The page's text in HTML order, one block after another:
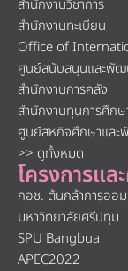
สำนักงานวิชาการ
สำนักงานทะเบียน
Office of
ศูนย์สนับสนุนและพัฒ
สำนักงานการคลัง
สำนักงานทุนการศึกษ
ศูนย์สหกิจศึกษาและ
>> ดูทั้งหมด
โครงการแล
กอช. ต้นกล้าการออม
มหาวิทยาลัยศรีปทุม
SPU Bangbua
APEC2022